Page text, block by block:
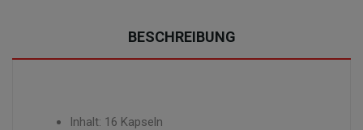
BESCHREIBUNG
Inhalt: 16 Kapseln